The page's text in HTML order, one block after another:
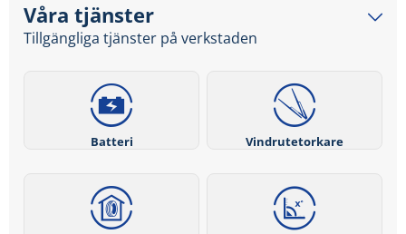
Våra tjänster
Tillgängliga tjänster på verkstaden
Batteri Vindrutetorkare